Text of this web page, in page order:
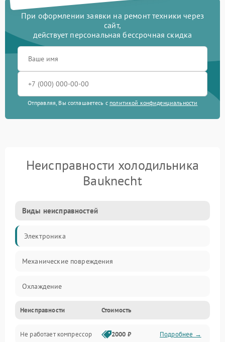
При оформлении заявки на ремонт техники через
сайт,
действует персональная бессрочная скидка
Отправляя, Вы соглашаетесь с политикой конфиденциальности
Неисправности холодильника
Bauknecht
Виды неисправностей
Электроника
Механические повреждения
Охлаждение
Механика
Электропитание
Неисправности Стоимость
Не работает компрессор 2000 ₽ Подробнее →